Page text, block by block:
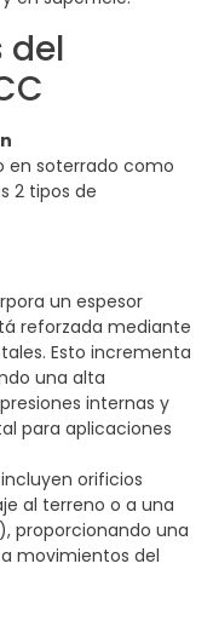
del
en soterrado como
2 tipos de
un espesor
reforzada mediante
Esto incrementa
una alta
internas y
para aplicaciones
orificios
al terreno o a una
proporcionando una
movimientos del